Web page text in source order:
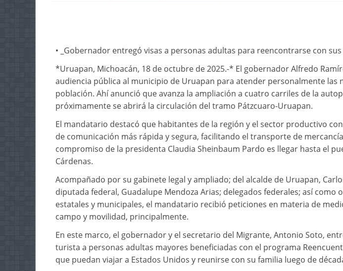
• _Gobernador entregó visas a personas adultas para reencontrarse con sus
*Uruapan, Michoacán, 18 de octubre de 2025.-* El gobernador Alfredo
audiencia pública al municipio de Uruapan para atender personalmente las
población. Ahí anunció que avanza la ampliación a cuatro carriles de la
próximamente se abrirá la circulación del tramo Pátzcuaro-Uruapan.
El mandatario destacó que habitantes de la región y el sector productivo
de comunicación más rápida y segura, facilitando el transporte de
compromiso de la presidenta Claudia Sheinbaum Pardo es llegar hasta el
Cárdenas.
Acompañado por su gabinete legal y ampliado; del alcalde de Uruapan,
diputada federal, Guadalupe Mendoza Arias; delegados federales; así como
estatales y municipales, el mandatario recibió peticiones en materia de
campo y movilidad, principalmente.
En este marco, el gobernador y el secretario del Migrante, Antonio Soto,
turista a personas adultas mayores beneficiadas con el programa
que puedan viajar a Estados Unidos y reunirse con su familia luego de